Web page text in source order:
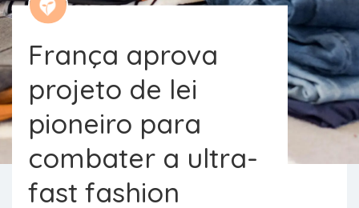
França aprova
projeto de lei
pioneiro para
combater a ultra-
fast fashion